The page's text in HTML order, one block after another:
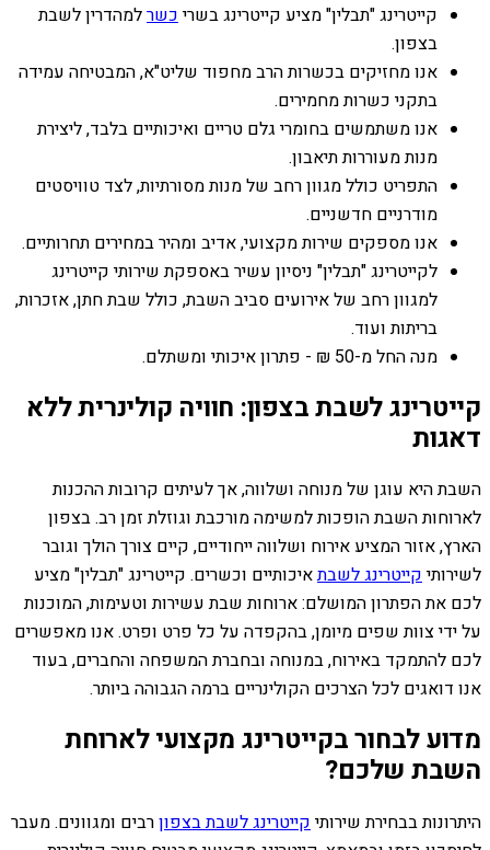
קייטרינג "תבלין" מציע קייטרינג בשרי כשרלמהדרין לשבת
בצפון.
אנו מחזיקים בכשרות הרב מחפוד שליט"א, המבטיחה עמידה
בתקני כשרות מחמירים.
אנו משתמשים בחומרי גלם טריים ואיכותיים בלבד, ליצירת
מנות מעוררות תיאבון.
התפריט כולל מגוון רחב של מנות מסורתיות, לצד טוויסטים
מודרניים חדשניים.
אנו מספקים שירות מקצועי, אדיב ומהיר במחירים תחרותיים.
לקייטרינג "תבלין" ניסיון עשיר באספקת שירותי קייטרינג
למגוון רחב של אירועים סביב השבת, כולל שבת חתן, אזכרות,
בריתות ועוד.
מנה החל מ-50 ₪ - פתרון איכותי ומשתלם.
קייטרינג לשבת בצפון: חוויה קולינרית ללא
דאגות
השבת היא עוגן של מנוחה ושלווה, אך לעיתים קרובות ההכנות
לארוחות השבת הופכות למשימה מורכבת וגוזלת זמן רב. בצפון
הארץ, אזור המציע אירוח ושלווה ייחודיים, קיים צורך הולך וגובר
לשירותיקייטרינג לשבתאיכותיים וכשרים. קייטרינג "תבלין" מציע
לכם את הפתרון המושלם: ארוחות שבת עשירות וטעימות, המוכנות
על ידי צוות שפים מיומן, בהקפדה על כל פרט ופרט. אנו מאפשרים
לכם להתמקד באירוח, במנוחה ובחברת המשפחה והחברים, בעוד
אנו דואגים לכל הצרכים הקולינריים ברמה הגבוהה ביותר.
מדוע לבחור בקייטרינג מקצועי לארוחת
השבת שלכם?
היתרונות בבחירת שירותיקייטרינג לשבת בצפוןרבים ומגוונים. מעבר